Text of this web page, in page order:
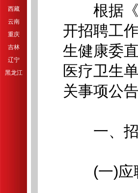
西藏
云南
重庆
吉林
辽宁
黑龙江
根据《
开招聘工
生健康委
医疗卫生
关事项公
一、招
(一)应